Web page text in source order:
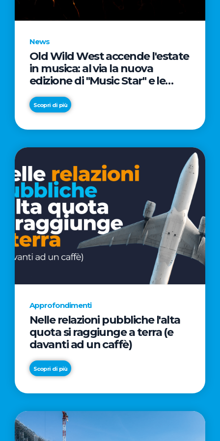
News
Old Wild West accende l'estate
in musica: al via la nuova
edizione di "Music Star" e le
prestigiose partnership con
Radio Italia e Live Nation
Scopri di più
Approfondimenti
Nelle relazioni pubbliche l'alta
quota si raggiunge a terra (e
davanti ad un caffè)
Scopri di più